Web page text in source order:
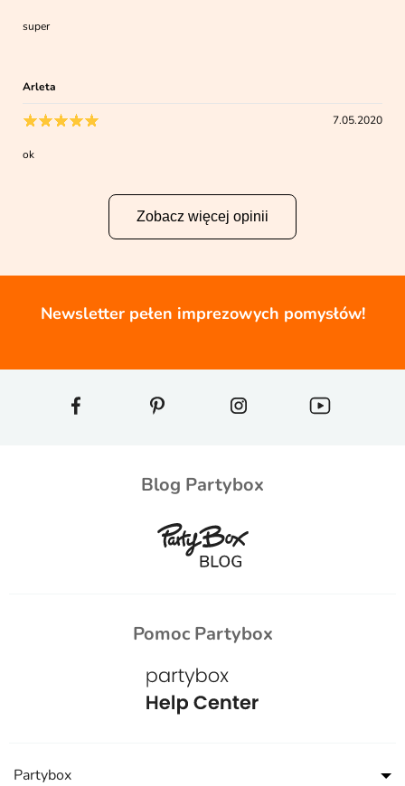
super
Arleta
7.05.2020
ok
Zobacz więcej opinii
Newsletter pełen imprezowych pomysłów!
Blog Partybox
Pomoc Partybox
Partybox